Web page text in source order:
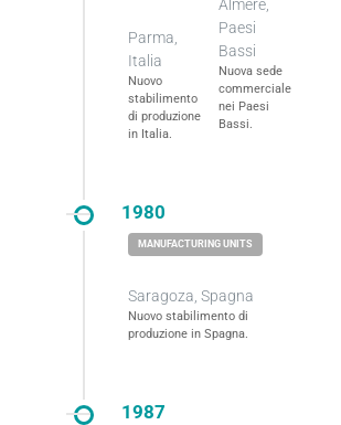
Parma,
Italia
Nuovo
stabilimento
di produzione
in Italia.
Almere,
Paesi
Bassi
Nuova sede
commerciale
nei Paesi
Bassi.
1980
Saragoza, Spagna
Nuovo stabilimento di
produzione in Spagna.
1987